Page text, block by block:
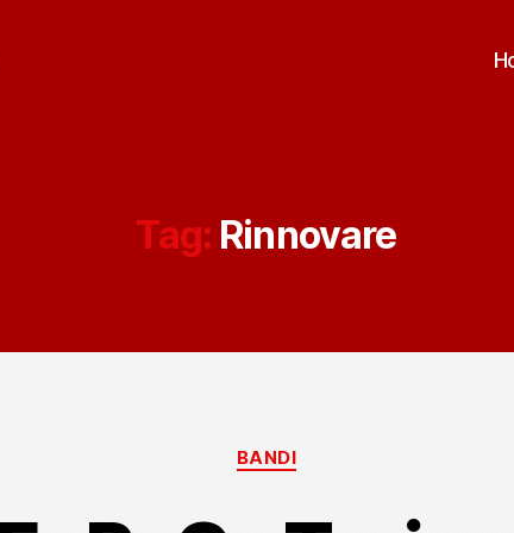
Tag: Rinnovare
Categorie
BANDI